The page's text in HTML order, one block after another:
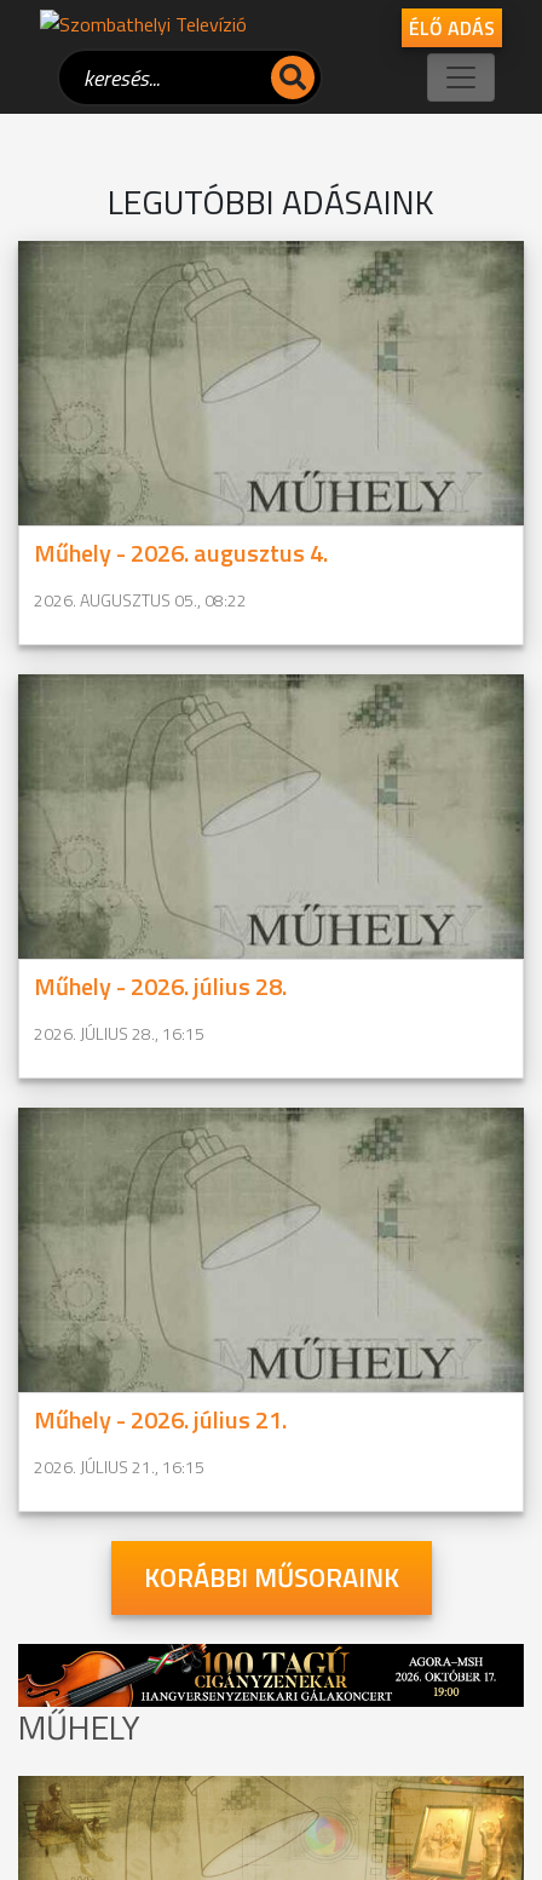
ÉLŐ ADÁS
LEGUTÓBBI ADÁSAINK
Műhely - 2026. augusztus 4.
2026. AUGUSZTUS 05., 08:22
Műhely - 2026. július 28.
2026. JÚLIUS 28., 16:15
Műhely - 2026. július 21.
2026. JÚLIUS 21., 16:15
KORÁBBI MŰSORAINK
MŰHELY